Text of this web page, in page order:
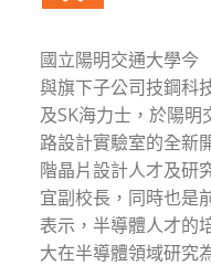
國立陽明交通大學今
與旗下子公司技鋼科
及SK海力士，於陽
路設計實驗室的全新
階晶片設計人才及研
宜副校長，同時也是
表示，半導體人才的
大在半導體領域研究